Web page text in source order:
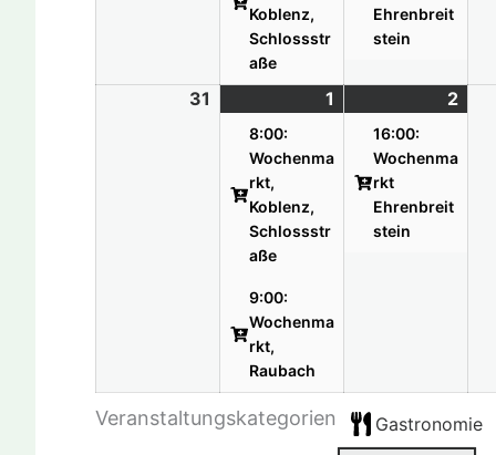
Koblenz,
Schlossstr
aße
Ehrenbreit
stein
31 1
Veranstaltungen)
8:00:
Wochenma
rkt,
Koblenz,
Schlossstr
aße
9:00:
Wochenma
rkt,
Raubach
2
16:00:
Wochenma
rkt
Ehrenbreit
stein
Veranstaltungskategorien Gastronomie